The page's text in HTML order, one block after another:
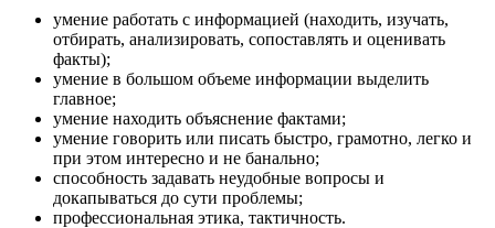
умение работать с информацией (находить, изучать,
отбирать, анализировать, сопоставлять и оценивать
факты);
умение в большом объеме информации выделить
главное;
умение находить объяснение фактами;
умение говорить или писать быстро, грамотно, легко и
при этом интересно и не банально;
способность задавать неудобные вопросы и
докапываться до сути проблемы;
профессиональная этика, тактичность.